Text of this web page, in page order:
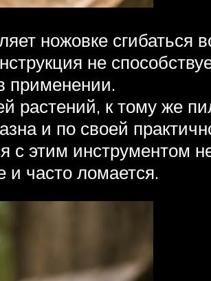
ножовке сгибаться
не
применении.
растений, к тому же
и по своей
этим инструментом
и часто ломается.